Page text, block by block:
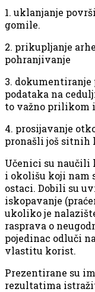
1. uklanjanje
gomile.
2. prikupljanje
pohranjivanje
3. dokumentiranje
podataka na
to važno prilikom
4. prosijavanje
pronašli još sitnih
Učenici su naučili
i okolišu koji nam
ostaci. Dobili su
iskopavanje
ukoliko je
rasprava o
pojedinac odluči
vlastitu korist.
Prezentirane su
rezultatima